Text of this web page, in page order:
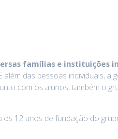
famílias e instituições
das pessoas individuais, a
com os alunos, também o
12 anos de fundação do